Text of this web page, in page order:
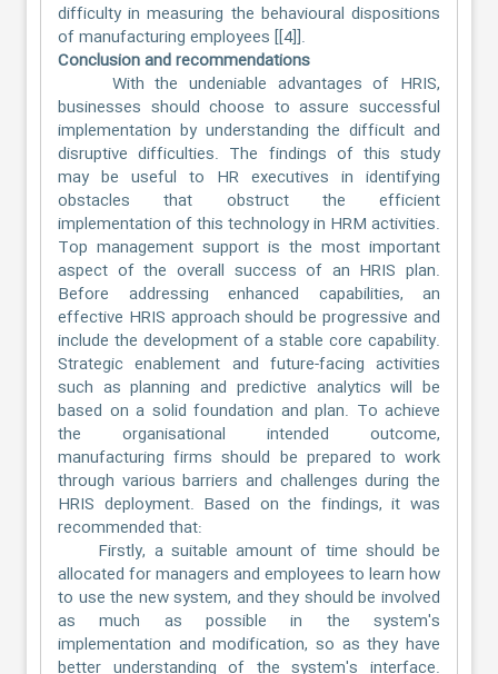
difficulty in measuring the behavioural dispositions
of manufacturing employees [[4]].
Conclusion and recommendations
With the undeniable advantages of HRIS,
businesses should choose to assure successful
implementation by understanding the difficult and
disruptive difficulties. The findings of this study
may be useful to HR executives in identifying
obstacles that obstruct the efficient
implementation of this technology in HRM activities.
Top management support is the most important
aspect of the overall success of an HRIS plan.
Before addressing enhanced capabilities, an
effective HRIS approach should be progressive and
include the development of a stable core capability.
Strategic enablement and future-facing activities
such as planning and predictive analytics will be
based on a solid foundation and plan. To achieve
the organisational intended outcome,
manufacturing firms should be prepared to work
through various barriers and challenges during the
HRIS deployment. Based on the findings, it was
recommended that:
Firstly, a suitable amount of time should be
allocated for managers and employees to learn how
to use the new system, and they should be involved
as much as possible in the system's
implementation and modification, so as they have
better understanding of the system's interface.